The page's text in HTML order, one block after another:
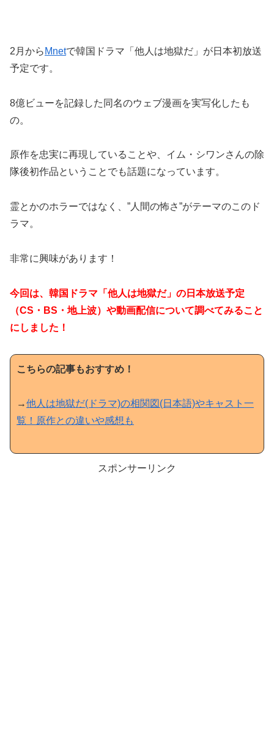
2月から Mnetで韓国ドラマ「他人は地獄だ」が日本初放送
予定です。
8億ビューを記録した同名のウェブ漫画を実写化したも
の。
原作を忠実に再現していることや、イム・シワンさんの除
隊後初作品ということでも話題になっています。
霊とかのホラーではなく、”人間の怖さ”がテーマのこのド
ラマ。
非常に興味があります！
今回は、韓国ドラマ「他人は地獄だ」の日本放送予定
（CS・BS・地上波）や動画配信について調べてみること
にしました！
こちらの記事もおすすめ！
→他人は地獄だ(ドラマ)の相関図(日本語)やキャスト一
覧！原作との違いや感想も
スポンサーリンク